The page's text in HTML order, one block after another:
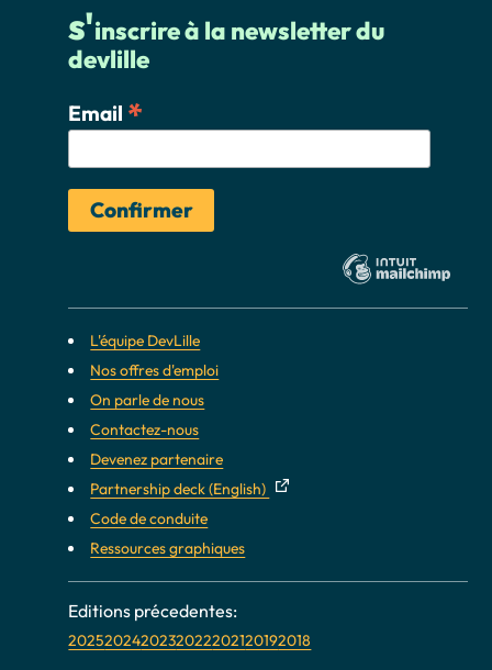
s'inscrire à la newsletter du
devlille
Email *
L'équipe DevLille
Nos offres d'emploi
On parle de nous
Contactez-nous
Devenez partenaire
Partnership deck (English)
Code de conduite
Ressources graphiques
2025202420232022202120192018